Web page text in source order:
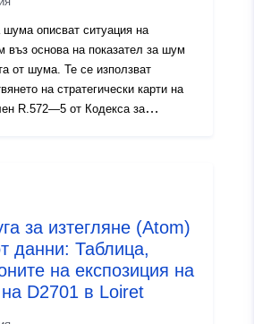
описват ситуация на
въз основа на показател за шум
от шума. Те се използват
на стратегически карти на
R.572—5 от Кодекса за
за изтегляне (Atom)
данни: Таблица,
на експозиция на
D2701 в Loiret